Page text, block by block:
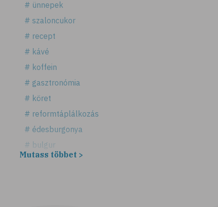
# ünnepek
# szaloncukor
# recept
# kávé
# koffein
# gasztronómia
# köret
# reformtáplálkozás
# édesburgonya
# bulgur
# köles
Mutass többet >